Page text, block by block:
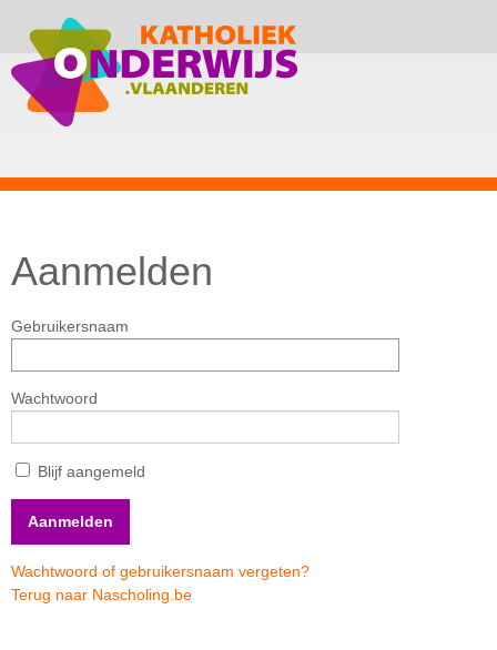
Aanmelden
Gebruikersnaam
Wachtwoord
Blijf aangemeld
Wachtwoord of gebruikersnaam vergeten?
Terug naar Nascholing.be